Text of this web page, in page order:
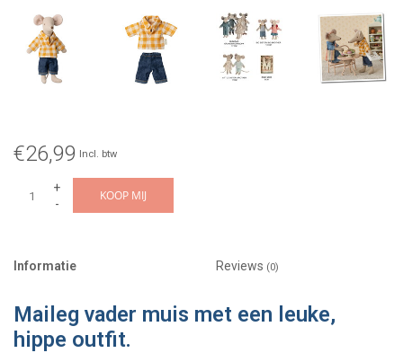
€26,99 Incl. btw
+
-
KOOP MIJ
Informatie Reviews (0)
Maileg vader muis met een leuke,
hippe outfit.